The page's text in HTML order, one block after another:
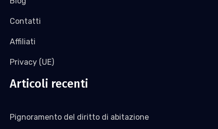
Contatti
Affiliati
Privacy (UE)
Articoli recenti
Pignoramento del diritto di abitazione